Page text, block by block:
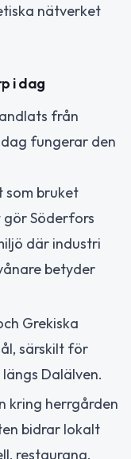
nätverket
i dag
från
fungerar den
som bruket
Söderfors
där industri
betyder
Grekiska
särskilt för
Dalälven.
kring herrgården
bidrar lokalt
restaurang,